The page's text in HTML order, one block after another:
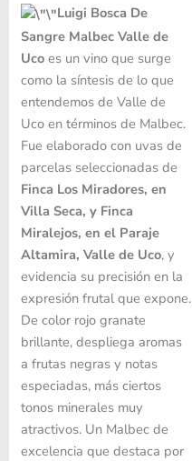
Luigi Bosca De
Sangre Malbec Valle de
Ucoes un vino que surge
como la síntesis de lo que
entendemos de Valle de
Uco en términos de Malbec.
Fue elaborado con uvas de
parcelas seleccionadas de
Finca Los Miradores, en
Villa Seca, y Finca
Miralejos, en el Paraje
Altamira, Valle de Uco, y
evidencia su precisión en la
expresión frutal que expone.
De color rojo granate
brillante, despliega aromas
a frutas negras y notas
especiadas, más ciertos
tonos minerales muy
atractivos. Un Malbec de
excelencia que destaca por